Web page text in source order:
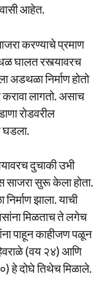
आहेत.
करण्याचे प्रमाण
घालत रस्त्यावरच
अडथळा निर्माण होतो
लागतो. असाच
रोडवरील
घडला.
दुचाकी उभी
साजरा सुरू केला होता.
झाला. याची
मिळताच ते लगेच
पाहून काहीजण पळून
(वय २४) आणि
दोघे तिथेच मिळाले.